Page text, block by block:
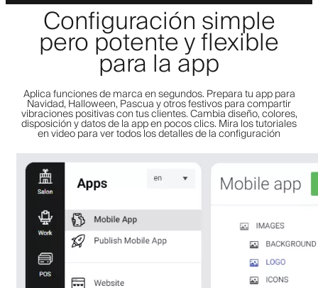
Configuración simple
pero potente y flexible
para la app
Aplica funciones de marca en segundos. Prepara tu app para
Navidad, Halloween, Pascua y otros festivos para compartir
vibraciones positivas con tus clientes. Cambia diseño, colores,
disposición y datos de la app en pocos clics. Mira los tutoriales
en video para ver todos los detalles de la configuración